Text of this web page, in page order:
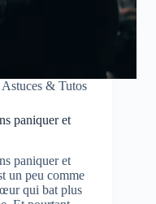
Astuces & Tutos
paniquer et
paniquer et
un peu comme
qui bat plus